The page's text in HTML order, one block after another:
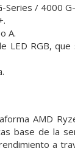
/ 4000
A.
LED RGB, que
AMD
base de la
a